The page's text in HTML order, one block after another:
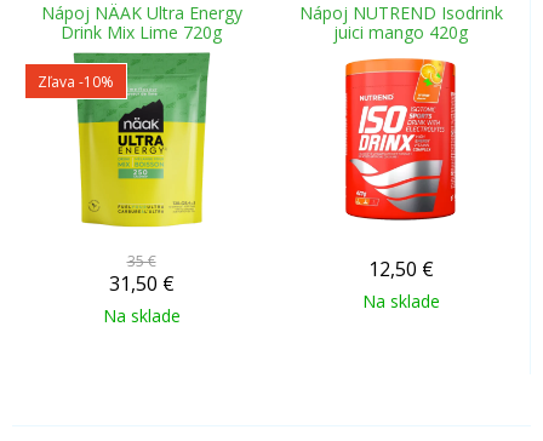
Nápoj NÄAK Ultra Energy
Drink Mix Lime 720g
Zľava -10%
35 €
31,50 €
Na sklade
Nápoj NUTREND Isodrink
juici mango 420g
12,50 €
Na sklade